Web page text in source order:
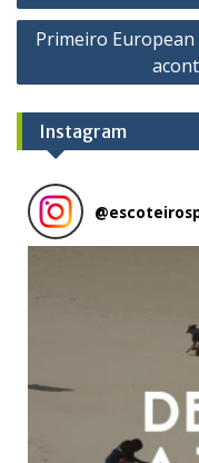
artigos
Primeiro
Instagram
@